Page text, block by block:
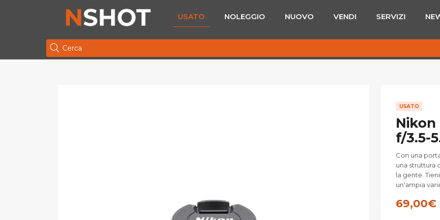
USATO NOLEGGIO NUOVO VENDI SERVIZI
USATO
Nikon
f/3.5-
Con una
una struttura
la gente.
un'ampia
69,00€